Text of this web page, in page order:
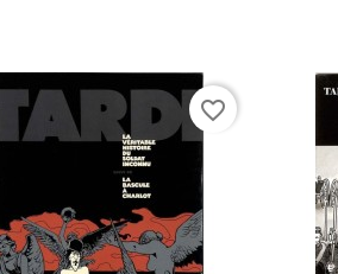
favorite_border